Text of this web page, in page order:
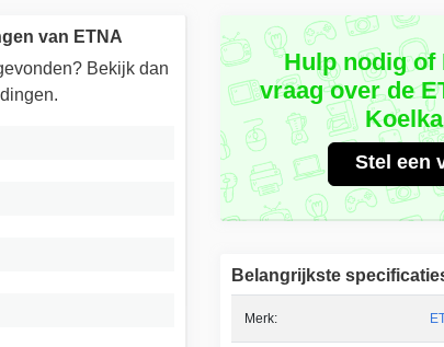
Hulp nodig of
vraag over de
Stel een
Belangrijkste
Merk:
van ETNA
Bekijk dan